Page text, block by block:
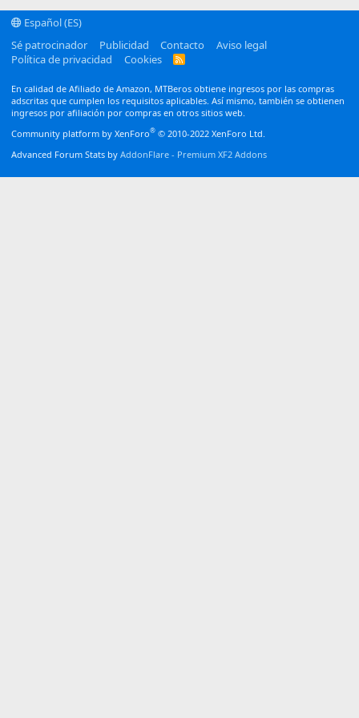
Español (ES)
Sé patrocinador
Publicidad Contacto
Aviso legal
Política de privacidad
Cookies
R
En calidad de Afiliado de Amazon, MTBeros obtiene ingresos por las compras
adscritas que cumplen los requisitos aplicables. Así mismo, también se obtienen
ingresos por afiliación por compras en otros sitios web.
Community platform by XenForo® © 2010-2022 XenForo Ltd.
Advanced Forum Stats by AddonFlare - Premium XF2 Addons